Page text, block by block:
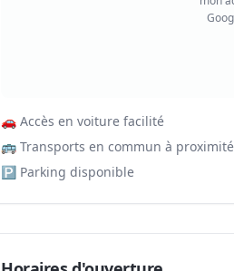
🚗 Accès en voiture facilité
🚌 Transports en commun à proximité
🅿️ Parking disponible